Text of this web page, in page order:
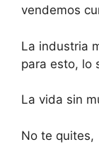
vendemos
La industria
para esto, lo
La vida sin
No te quites,